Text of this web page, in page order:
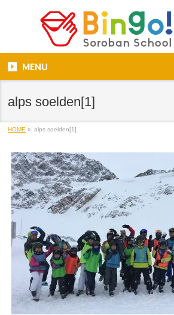
MENU
alps soelden[1]
HOME » alps soelden[1]